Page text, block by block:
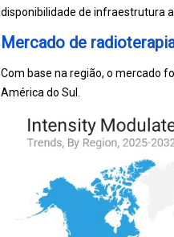
disponibilidade de infraestrutura
Mercado de
Com base na região, o mercado
América do Sul.